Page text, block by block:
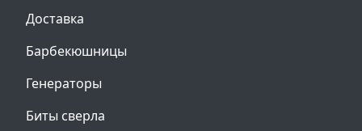
Доставка
Барбекюшницы
Генераторы
Биты сверла